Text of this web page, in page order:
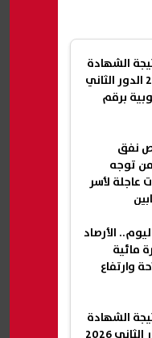
الشهادة
الإعدادية 2026 الدور الثاني
برقم
نفق
توجه
عاجلة لأسر
الأرصاد
مائية
وارتفاع
الشهادة